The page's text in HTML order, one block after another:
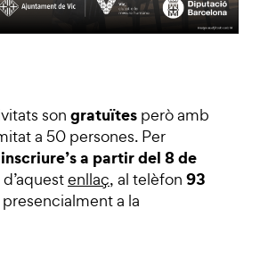
son gratuïtes però amb
a 50 persones. Per
a partir del 8 de
enllaç, al telèfon 93
a la